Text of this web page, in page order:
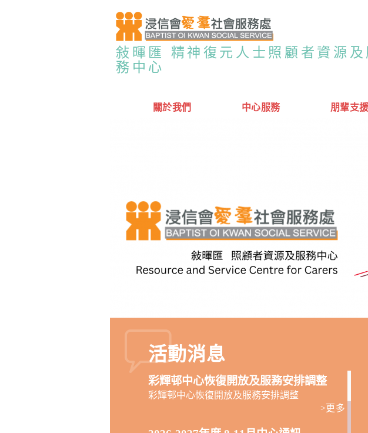
敍暉匯 精神復元人士照顧者資源及
務中心
關於我們 中心服務 朋輩支援
活動消息
彩輝邨中心恢復開放及服務安排調整
彩輝邨中心恢復開放及服務安排調整
>更多